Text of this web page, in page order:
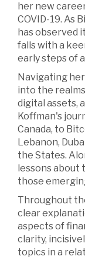
her new
COVID-19. As
has observed
falls with a
early steps of
Navigating
into the
digital assets,
Koffman's
Canada, to
Lebanon,
the States.
lessons about
those
Throughout
clear
aspects of
clarity,
topics in a